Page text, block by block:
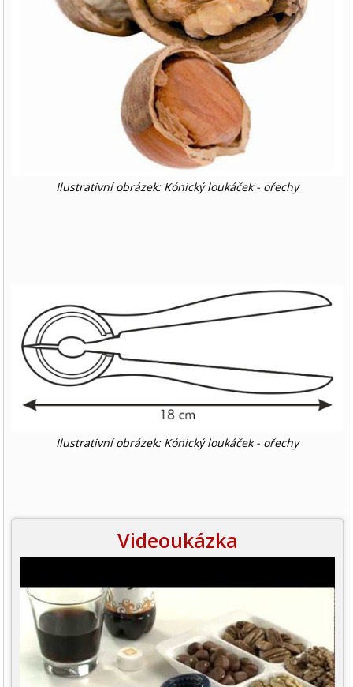
Ilustrativní obrázek: Kónický loukáček - ořechy
Ilustrativní obrázek: Kónický loukáček - ořechy
Videoukázka